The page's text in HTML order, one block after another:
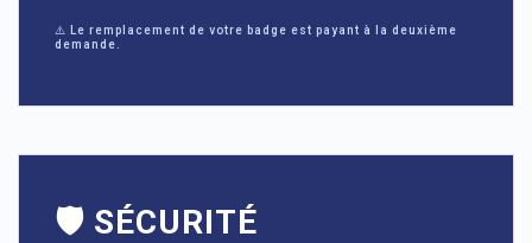
⚠️ Le remplacement de votre badge est payant à la deuxième
demande.
🛡️ SÉCURITÉ